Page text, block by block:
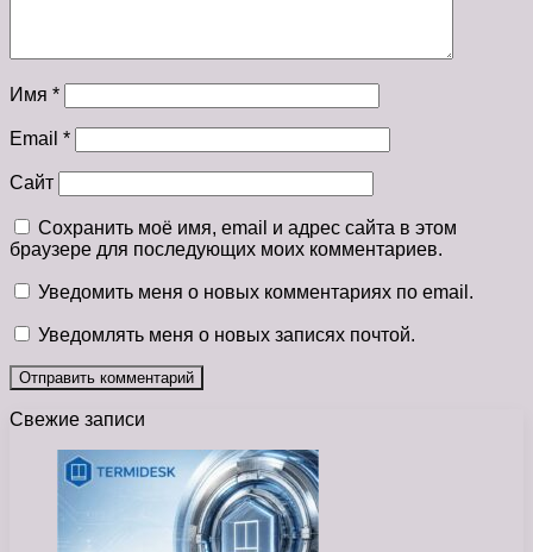
Имя *
Email *
Сайт
Сохранить моё имя, email и адрес сайта в этом
браузере для последующих моих комментариев.
Уведомить меня о новых комментариях по email.
Уведомлять меня о новых записях почтой.
Свежие записи